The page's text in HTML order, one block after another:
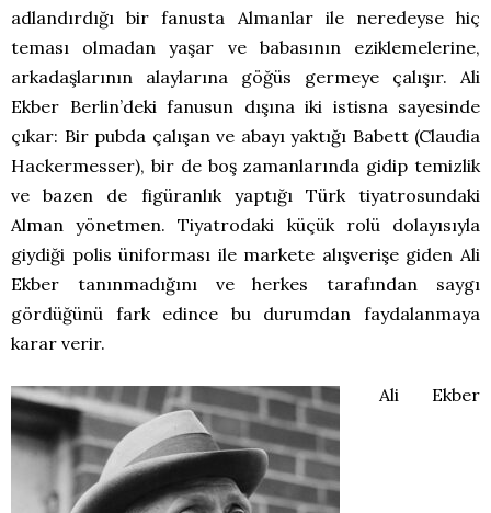
adlandırdığı bir fanusta Almanlar ile neredeyse hiç
teması olmadan yaşar ve babasının eziklemelerine,
arkadaşlarının alaylarına göğüs germeye çalışır. Ali
Ekber Berlin’deki fanusun dışına iki istisna sayesinde
çıkar: Bir pubda çalışan ve abayı yaktığı Babett (Claudia
Hackermesser), bir de boş zamanlarında gidip temizlik
ve bazen de figüranlık yaptığı Türk tiyatrosundaki
Alman yönetmen. Tiyatrodaki küçük rolü dolayısıyla
giydiği polis üniforması ile markete alışverişe giden Ali
Ekber tanınmadığını ve herkes tarafından saygı
gördüğünü fark edince bu durumdan faydalanmaya
karar verir.
Ali Ekber